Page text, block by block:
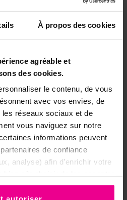
À propos des cookies
agréable et
des cookies.
le contenu, de vous
avec vos envies, de
les réseaux sociaux et de
vous naviguez sur notre
informations peuvent
de confiance
analyse) afin d’enrichir votre
ou près de la
seuil énergétique
les influences
dans votre espace de
pendant les nuits
dégagement, pour
effectué et sécuriser
le sommeil
méditation de clôture
rituel, en le tenant
pour sceller la
Pentacle de